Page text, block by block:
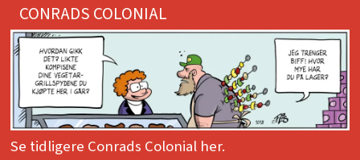
CONRADS COLONIAL
Se tidligere Conrads Colonial her.